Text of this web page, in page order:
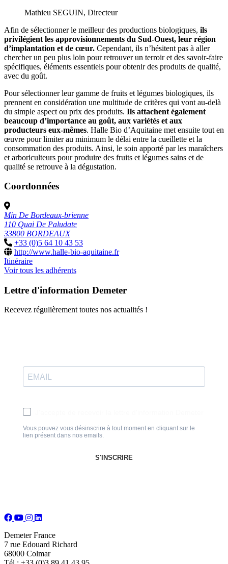
Mathieu SEGUIN, Directeur
Afin de sélectionner le meilleur des productions biologiques, ils
privilégient les approvisionnements du Sud-Ouest, leur région
d’implantation et de cœur. Cependant, ils n’hésitent pas à aller
chercher un peu plus loin pour retrouver un terroir et des savoir-faire
spécifiques, éléments essentiels pour obtenir des produits de qualité,
avec du goût.
Pour sélectionner leur gamme de fruits et légumes biologiques, ils
prennent en considération une multitude de critères qui vont au-delà
du simple aspect ou prix des produits. Ils attachent également
beaucoup d’importance au goût, aux variétés et aux
producteurs eux-mêmes. Halle Bio d’Aquitaine met ensuite tout en
œuvre pour limiter au minimum le délai entre la cueillette et la
consommation des produits. Ainsi, le soin apporté par les maraîchers
et arboriculteurs pour produire des fruits et légumes sains et de
qualité se retrouve à la dégustation.
Coordonnées
Min De Bordeaux-brienne
110 Quai De Paludate
33800 BORDEAUX
+33 (0)5 64 10 43 53
http://www.halle-bio-aquitaine.fr
Itinéraire
Voir tous les adhérents
Lettre d'information Demeter
Recevez régulièrement toutes nos actualités !
Vous pouvez vous désinscrire à tout moment en cliquant sur le
lien présent dans nos emails.
S'INSCRIRE
Demeter France
7 rue Edouard Richard
68000 Colmar